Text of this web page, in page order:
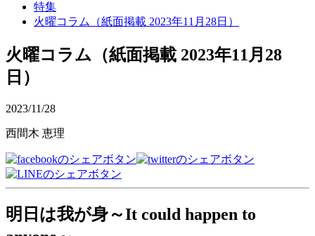
特集
火曜コラム（紙面掲載 2023年11月28日）
火曜コラム（紙面掲載 2023年11月28
日）
2023/11/28
西間木 恵理
明日は我が身～It could happen to